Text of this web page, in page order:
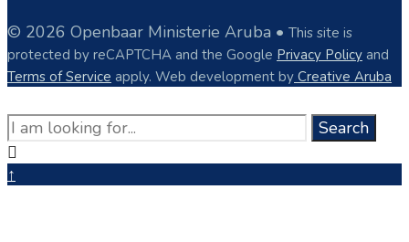
Window
© 2026 Openbaar Ministerie Aruba • This site is
protected by reCAPTCHA and the Google Privacy Policy and
Terms of Service apply. Web development by Creative Aruba
Search
for:
Search
↑